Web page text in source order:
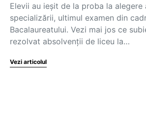
Elevii au ieșit de la proba la alegere
specializării, ultimul examen din
Bacalaureatului. Vezi mai jos ce
rezolvat absolvenții de liceu la…
Vezi articolul